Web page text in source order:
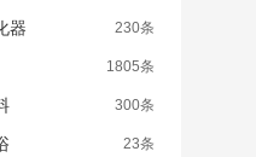
230条
器
1805条
300条
23条